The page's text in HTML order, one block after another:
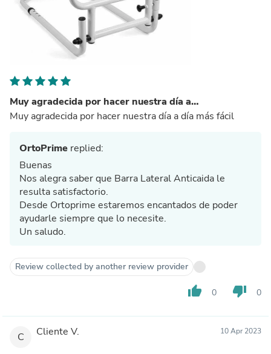
Muy agradecida por hacer nuestra día a…
Muy agradecida por hacer nuestra día a día más fácil
OrtoPrime replied:
Buenas
Nos alegra saber que Barra Lateral Anticaida le
resulta satisfactorio.
Desde Ortoprime estaremos encantados de poder
ayudarle siempre que lo necesite.
Un saludo.
Review collected by another review provider
thumb_up 0 thumb_down 0
C Cliente V. 10 Apr 2023